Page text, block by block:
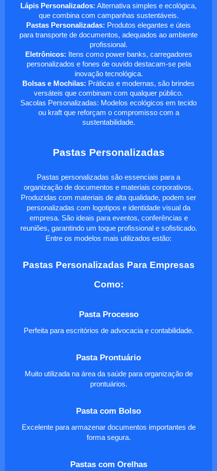
Lápis Personalizados: Alternativa simples e ecológica,
que combina com campanhas sustentáveis.
Pastas Personalizadas: Produtos elegantes e úteis
para transporte de documentos, adequados ao ambiente
profissional.
Eletrônicos: Itens como power banks, carregadores
personalizados e fones de ouvido destacam-se pela
inovação tecnológica.
Bolsas e Mochilas: Práticas e modernas, são brindes
versáteis que combinam com qualquer público.
Sacolas Personalizadas: Modelos ecológicos em tecido
ou kraft que reforçam o compromisso com a
sustentabilidade.
Pastas Personalizadas
Pastas personalizadas são essenciais para a
organização de documentos e materiais corporativos.
Produzidas com materiais de alta qualidade, podem ser
personalizadas com logotipos e identidade visual da
empresa. São ideais para eventos, conferências e
reuniões, garantindo um toque profissional e sofisticado.
Entre os modelos mais utilizados estão:
Pastas Personalizadas Para Empresas
Como:
Pasta Processo
Perfeita para escritórios de advocacia e contabilidade.
Pasta Prontuário
Muito utilizada na área da saúde para organização de
prontuários.
Pasta com Bolso
Excelente para armazenar documentos importantes de
forma segura.
Pastas com Orelhas